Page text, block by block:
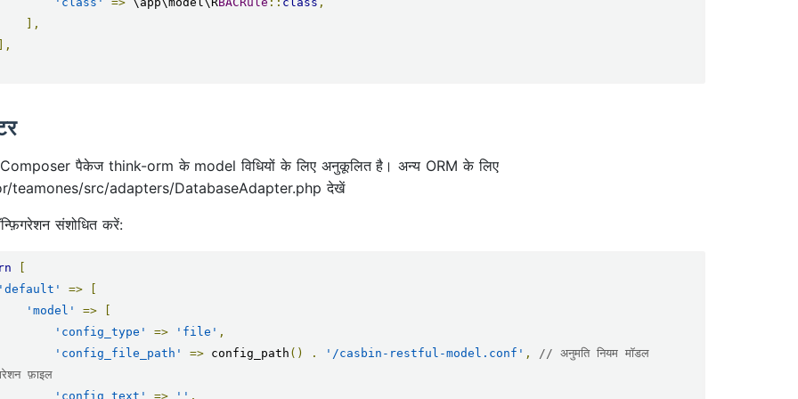
],
Composer पैकेज think-orm के model विधियों के लिए अनुकूलित है। अन्य ORM के लिए
teamones/src/adapters/DatabaseAdapter.php देखें
संशोधित करें:
=>
'model'
=>
'config_type'
=> 'file' ,
'config_file_path'
=> config_path () . '/casbin-restful-model.conf' ,
// अनुमति नियम मॉडल
फ़ाइल
'config_text'
=> '' ,